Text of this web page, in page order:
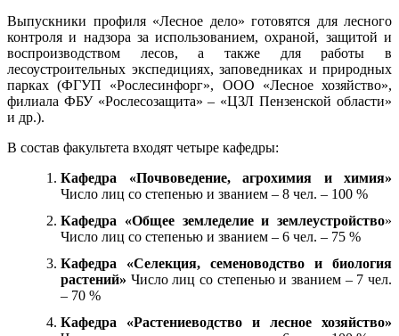
Выпускники профиля «Лесное дело» готовятся для лесного
контроля и надзора за использованием, охраной, защитой и
воспроизводством лесов, а также для работы в
лесоустроительных экспедициях, заповедниках и природных
парках (ФГУП «Рослесинфорг», ООО «Лесное хозяйство»,
филиала ФБУ «Рослесозащита» – «ЦЗЛ Пензенской области»
и др.).
В состав факультета входят четыре кафедры:
Кафедра «Почвоведение, агрохимия и химия»
Число лиц со степенью и званием – 8 чел. – 100 %
Кафедра «Общее земледелие и землеустройство»
Число лиц со степенью и званием – 6 чел. – 75 %
Кафедра «Селекция, семеноводство и биология
растений» Число лиц со степенью и званием – 7 чел.
– 70 %
Кафедра «Растениеводство и лесное хозяйство»